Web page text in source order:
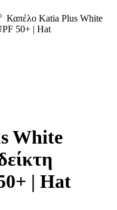
Καπέλο Katia Plus White
50+ | Hat
White
| Hat